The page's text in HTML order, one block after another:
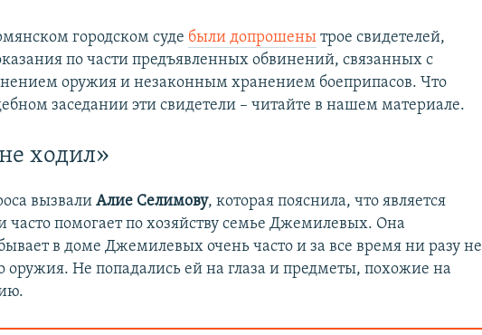
городском суде были допрошены трое свидетелей,
по части предъявленных обвинений, связанных с
оружия и незаконным хранением боеприпасов. Что
заседании эти свидетели – читайте в нашем материале.
ходил»
вызвалиАлие Селимову, которая пояснила, что является
часто помогает по хозяйству семье Джемилевых. Она
в доме Джемилевых очень часто и за все время ни разу не
оружия. Не попадались ей на глаза и предметы, похожие на